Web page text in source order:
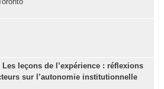
Les leçons de l’expérience : réflexions
sur l’autonomie institutionnelle